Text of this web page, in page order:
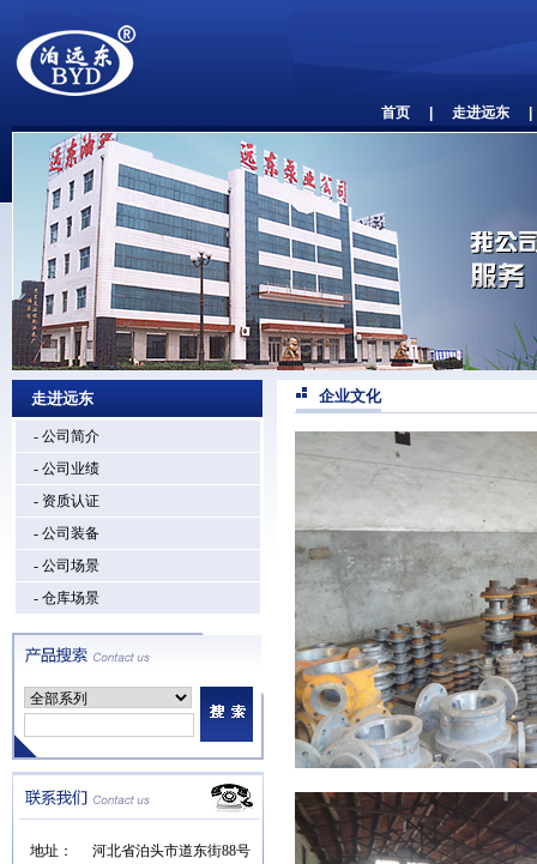
首页 走进远东
走进远东
- 公司简介
- 公司业绩
- 资质认证
- 公司装备
- 公司场景
- 仓库场景
地址：
河北省泊头市道东街88号
企业文化